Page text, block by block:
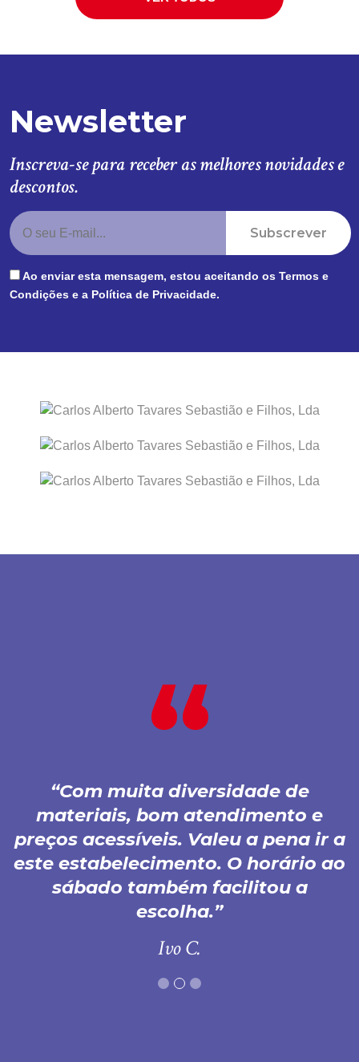
Newsletter
Inscreva-se para receber as melhores novidades e
descontos.
Subscrever
Ao enviar esta mensagem, estou aceitando os Termos e
Condições e a Política de Privacidade.
Com muita diversidade de
materiais, bom atendimento e
preços acessíveis. Valeu a pena ir a
este estabelecimento. O horário ao
sábado também facilitou a
escolha.
Ivo C.